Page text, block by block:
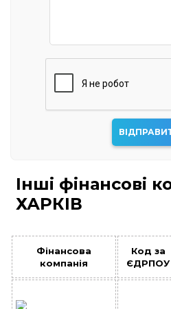
Інші фінансові
ХАРКІВ
Фінансова
компанія
Код за
ЄДРПОУ